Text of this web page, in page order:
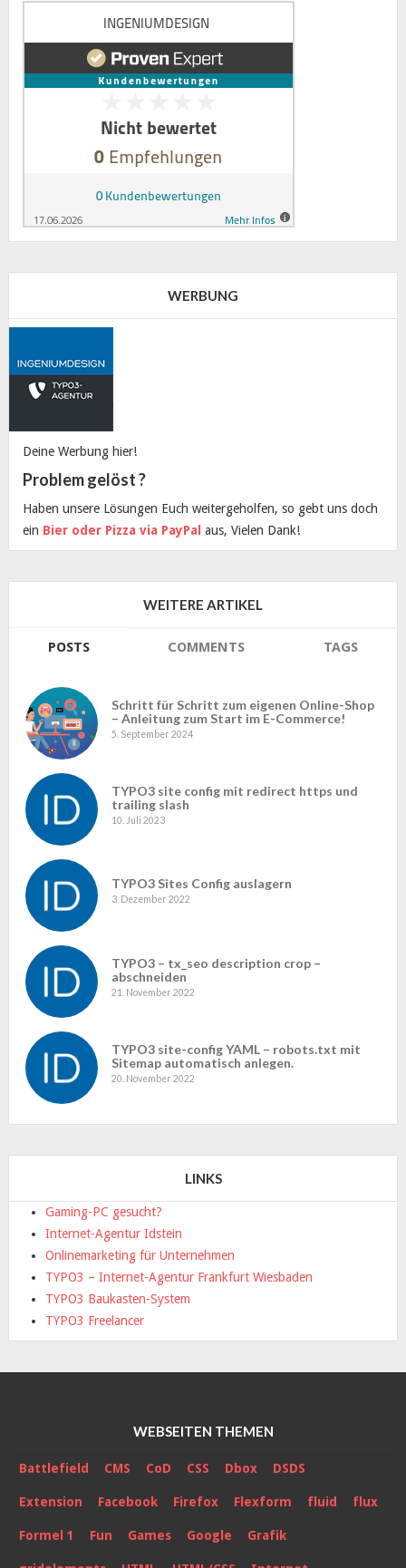
WERBUNG
Deine Werbung hier!
Problem gelöst ?
Haben unsere Lösungen Euch weitergeholfen, so gebt uns doch
ein Bier oder Pizza via PayPal aus, Vielen Dank!
WEITERE ARTIKEL
POSTS COMMENTS TAGS
Schritt für Schritt zum eigenen Online-Shop
– Anleitung zum Start im E-Commerce!
5. September 2024
TYPO3 site config mit redirect https und
trailing slash
10. Juli 2023
TYPO3 Sites Config auslagern
3. Dezember 2022
TYPO3 – tx_seo description crop –
abschneiden
21. November 2022
TYPO3 site-config YAML – robots.txt mit
Sitemap automatisch anlegen.
20. November 2022
LINKS
Gaming-PC gesucht?
Internet-Agentur Idstein
Onlinemarketing für Unternehmen
TYPO3 – Internet-Agentur Frankfurt Wiesbaden
TYPO3 Baukasten-System
TYPO3 Freelancer
WEBSEITEN THEMEN
Battlefield CMS CoD CSS Dbox DSDS
Extension Facebook Firefox Flexform fluid flux
Formel 1 Fun Games Google Grafik